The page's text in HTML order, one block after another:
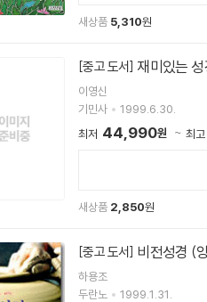
새상품 5,310원
[중고 도서] 재미있는
이영신
기민사
1999.6.30.
최저 44,990원 최고
새상품 2,850원
[중고 도서] 비전성경 (
하용조
두란노
1999.1.31.